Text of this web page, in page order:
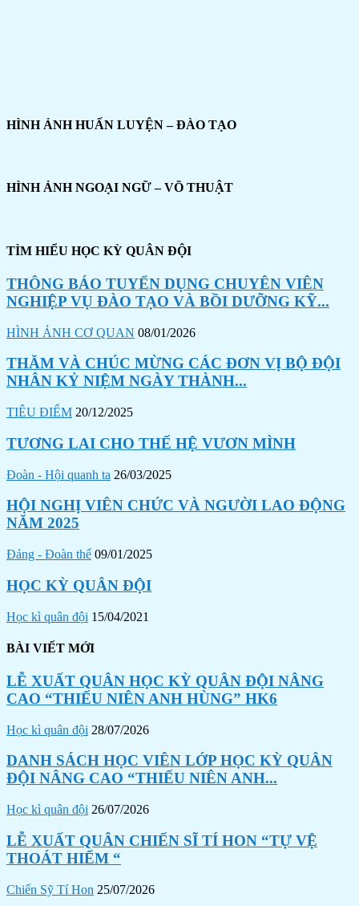
HÌNH ẢNH HUẤN LUYỆN – ĐÀO TẠO
HÌNH ẢNH NGOẠI NGỮ – VÕ THUẬT
TÌM HIỂU HỌC KỲ QUÂN ĐỘI
THÔNG BÁO TUYỂN DỤNG CHUYÊN VIÊN
NGHIỆP VỤ ĐÀO TẠO VÀ BỒI DƯỠNG KỸ...
HÌNH ẢNH CƠ QUAN 08/01/2026
THĂM VÀ CHÚC MỪNG CÁC ĐƠN VỊ BỘ ĐỘI
NHÂN KỶ NIỆM NGÀY THÀNH...
TIÊU ĐIỂM 20/12/2025
TƯƠNG LAI CHO THẾ HỆ VƯƠN MÌNH
Đoàn - Hội quanh ta 26/03/2025
HỘI NGHỊ VIÊN CHỨC VÀ NGƯỜI LAO ĐỘNG
NĂM 2025
Đảng - Đoàn thể 09/01/2025
HỌC KỲ QUÂN ĐỘI
Học kì quân đội 15/04/2021
BÀI VIẾT MỚI
LỄ XUẤT QUÂN HỌC KỲ QUÂN ĐỘI NÂNG
CAO “THIẾU NIÊN ANH HÙNG” HK6
Học kì quân đội 28/07/2026
DANH SÁCH HỌC VIÊN LỚP HỌC KỲ QUÂN
ĐỘI NÂNG CAO “THIẾU NIÊN ANH...
Học kì quân đội 26/07/2026
LỄ XUẤT QUÂN CHIẾN SĨ TÍ HON “TỰ VỆ
THOÁT HIỂM “
Chiến Sỹ Tí Hon 25/07/2026